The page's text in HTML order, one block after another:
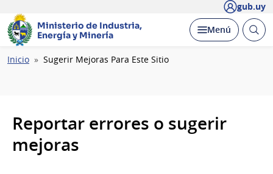
gub.uy
Ministerio de Industria,
Energía y Minería
Desplegar
Menú Abrir
Ruta
Inicio Sugerir Mejoras Para Este Sitio
Reportar errores o sugerir
mejoras